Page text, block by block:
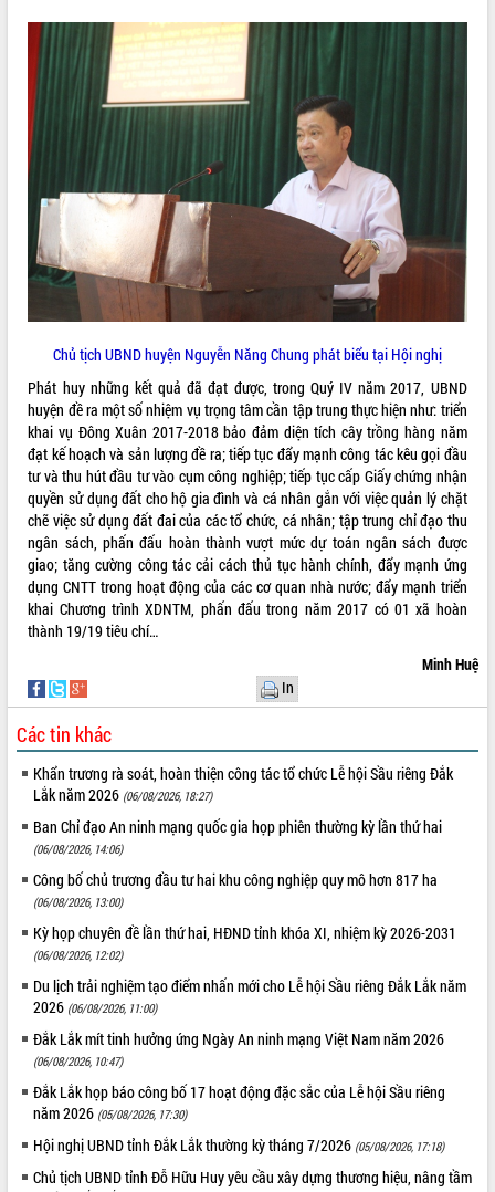
tháng 7/2026
Lễ truy tặng danh hiệu “Bà Mẹ Việt
Nam Anh hùng” và trao Huân chương
Lao động
UBND tỉnh Đắk Lắk triển khai nhiệm
vụ 6 tháng cuối năm 2026
Kỳ họp thứ Hai, Hội đồng nhân dân
tỉnh khóa XI quyết nghị nhiều nội dung
quan trọng
Bí thư Tỉnh ủy Lương Nguyễn Minh
Triết thăm, tặng quà người có công với
cách mạng
Rà soát, hoàn thiện hệ thống thiết chế
văn hóa, thể thao đáp ứng yêu cầu
phát triển mới
Thường trực HĐND tỉnh Đắk Lắk gặp
mặt Đoàn chuyên gia y tế TP. Hồ Chí
Minh
Lễ truy điệu và an táng hài cốt liệt sĩ
tại Nghĩa trang Liệt sĩ xã Sơn Hòa
Bàn giải pháp tháo gỡ khó khăn trong
xuất khẩu sầu riêng và triển khai quy
định EUDR
Thứ trưởng Bộ Nông nghiệp và Môi
trường Nguyễn Hoàng Hiệp khảo sát
vùng trồng và doanh nghiệp đóng gói
Trình diễn nghệ thuật chế biến các
món ăn từ sầu riêng
Đắk Lắk công bố Quy hoạch và xúc
tiến đầu tư tỉnh
Ngành cá ngừ Đắk Lắk chủ động thích
ứng để giữ vững thị trường xuất khẩu
Diễn đàn Kinh tế tư nhân Việt Nam đột
phá cơ chế - Hợp tác công tư
Đề án 06 tạo bước ngoặt đột phá trong
cải cách hành chính tỉnh Đắk Lắk
Kết nối tour, đẩy mạnh chuyển đổi số
để phát triển du lịch Đắk Lắk
Khởi động Dự án Đầu tư xây dựng hạ
tầng kỹ thuật Cụm công nghiệp Tân
Gặp mặt các cơ quan báo chí nhân Kỷ
niệm 101 năm Ngày Báo chí Cách
mạng Việt Nam
Đắk Lắk sơ kết 4 năm triển khai thực
hiện Đề án 06 của Chính phủ
Họp báo thông tin về Hội nghị Công bố
ALBUM ẢNH
LIÊN KẾT WEB
THỐNG KÊ TRUY CẬP
Hôm nay: 19047
Tất cả:
66031787
Chủ tịch UBND huyện Nguyễn Năng Chung phát biểu tại Hội nghị
Phát huy những kết quả đã đạt được, trong Quý IV năm 2017, UBND
huyện đề ra một số nhiệm vụ trọng tâm cần tập trung thực hiện như: triển
khai vụ Đông Xuân 2017-2018 bảo đảm diện tích cây trồng hàng năm
đạt kế hoạch và sản lượng đề ra; tiếp tục đẩy mạnh công tác kêu gọi đầu
tư và thu hút đầu tư vào cụm công nghiệp; tiếp tục cấp Giấy chứng nhận
quyền sử dụng đất cho hộ gia đình và cá nhân gắn với việc quản lý chặt
chẽ việc sử dụng đất đai của các tổ chức, cá nhân; tập trung chỉ đạo thu
ngân sách, phấn đấu hoàn thành vượt mức dự toán ngân sách được
giao; tăng cường công tác cải cách thủ tục hành chính, đẩy mạnh ứng
dụng CNTT trong hoạt động của các cơ quan nhà nước; đẩy mạnh triển
khai Chương trình XDNTM, phấn đấu trong năm 2017 có 01 xã hoàn
thành 19/19 tiêu chí…
Minh Huệ
In
Các tin khác
Khẩn trương rà soát, hoàn thiện công tác tổ chức Lễ hội Sầu riêng Đắk
Lắk năm 2026 (06/08/2026, 18:27)
Ban Chỉ đạo An ninh mạng quốc gia họp phiên thường kỳ lần thứ hai
(06/08/2026, 14:06)
Công bố chủ trương đầu tư hai khu công nghiệp quy mô hơn 817 ha
(06/08/2026, 13:00)
Kỳ họp chuyên đề lần thứ hai, HĐND tỉnh khóa XI, nhiệm kỳ 2026-2031
(06/08/2026, 12:02)
Du lịch trải nghiệm tạo điểm nhấn mới cho Lễ hội Sầu riêng Đắk Lắk năm
2026 (06/08/2026, 11:00)
Đắk Lắk mít tinh hưởng ứng Ngày An ninh mạng Việt Nam năm 2026
(06/08/2026, 10:47)
Đắk Lắk họp báo công bố 17 hoạt động đặc sắc của Lễ hội Sầu riêng
năm 2026 (05/08/2026, 17:30)
Hội nghị UBND tỉnh Đắk Lắk thường kỳ tháng 7/2026 (05/08/2026, 17:18)
Chủ tịch UBND tỉnh Đỗ Hữu Huy yêu cầu xây dựng thương hiệu, nâng tầm